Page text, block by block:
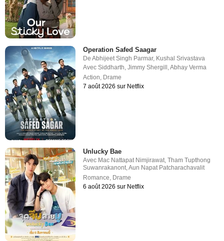
Operation Safed Saagar
DeAbhijeet Singh Parmar, Kushal Srivastava
AvecSiddharth,Jimmy Shergill ,Abhay Verma
Action, Drame
7 août 2026 sur Netflix
Unlucky Bae
Avec Mac Nattapat Nimjirawat ,Tham Tupthong
Suwanrakanont ,Aun Napat Patcharachavalit
Romance Drame
6 août 2026 sur Netflix